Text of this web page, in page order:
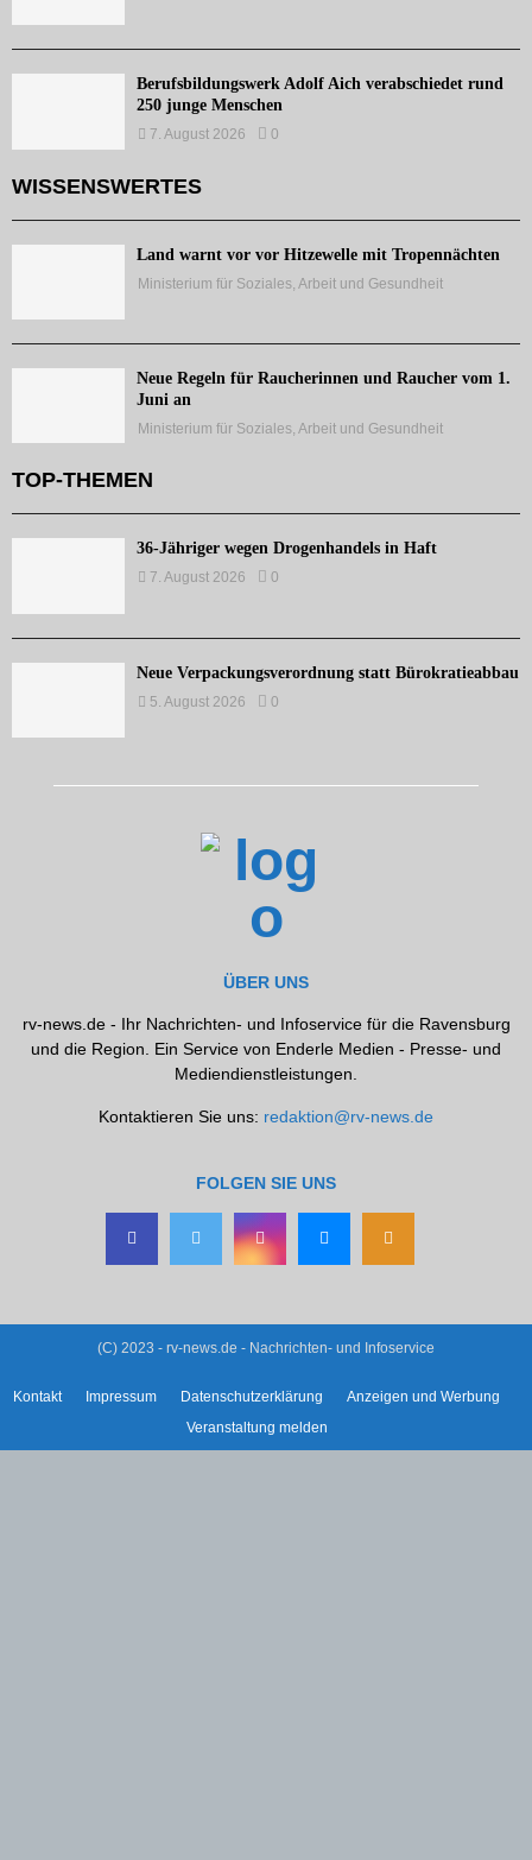
Berufsbildungswerk Adolf Aich verabschiedet rund
250 junge Menschen
7. August 2026 0
WISSENSWERTES
Land warnt vor vor Hitzewelle mit Tropennächten
Ministerium für Soziales, Arbeit und Gesundheit
Neue Regeln für Raucherinnen und Raucher vom 1.
Juni an
Ministerium für Soziales, Arbeit und Gesundheit
TOP-THEMEN
36-Jähriger wegen Drogenhandels in Haft
7. August 2026 0
Neue Verpackungsverordnung statt Bürokratieabbau
5. August 2026 0
ÜBER UNS
rv-news.de - Ihr Nachrichten- und Infoservice für die Ravensburg
und die Region. Ein Service von Enderle Medien - Presse- und
Mediendienstleistungen.
Kontaktieren Sie uns: redaktion@rv-news.de
FOLGEN SIE UNS
(C) 2023 - rv-news.de - Nachrichten- und Infoservice
Kontakt Impressum Datenschutzerklärung
Anzeigen und Werbung
Veranstaltung melden